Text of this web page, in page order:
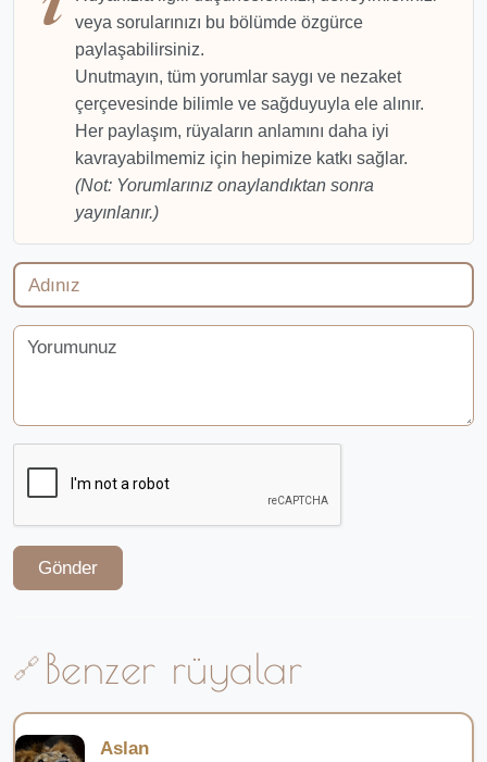
veya sorularınızı bu bölümde özgürce
paylaşabilirsiniz.
Unutmayın, tüm yorumlar saygı ve nezaket
çerçevesinde bilimle ve sağduyuyla ele alınır.
Her paylaşım, rüyaların anlamını daha iyi
kavrayabilmemiz için hepimize katkı sağlar.
(Not: Yorumlarınız onaylandıktan sonra
yayınlanır.)
Gönder
Benzer rüyalar
Aslan